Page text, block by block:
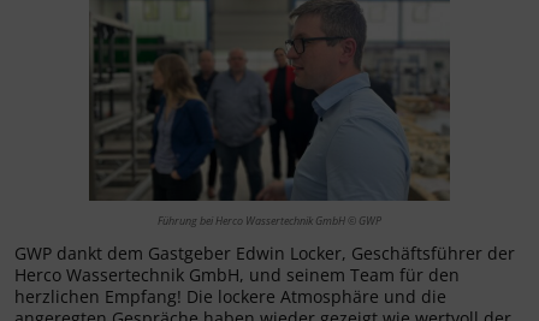
Führung bei Herco Wassertechnik GmbH © GWP
GWP dankt dem Gastgeber Edwin Locker, Geschäftsführer der
Herco Wassertechnik GmbH, und seinem Team für den
herzlichen Empfang! Die lockere Atmosphäre und die